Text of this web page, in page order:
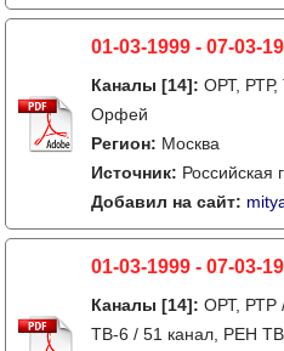
01-03-1999 - 07-03-
Каналы [14]: ОРТ, РТР,
Орфей
Регион: Москва
Источник: Российская
Добавил на сайт:
01-03-1999 - 07-03-
Каналы [14]: ОРТ, РТР
ТВ-6 / 51 канал, РЕН